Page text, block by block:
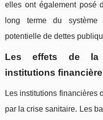
elles ont également posé
long terme du système
potentielle de dettes
Les effets de la
institutions
Les institutions financières
par la crise sanitaire. Les